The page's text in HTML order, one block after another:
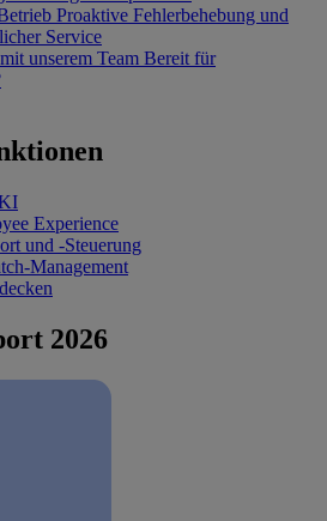
Proaktive Fehlerbehebung und
Service
unserem Team Bereit für
Experience
und -Steuerung
Management
2026